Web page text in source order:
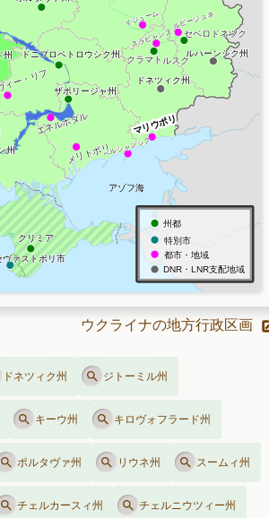
ウクライナの地方行政区画
ドネツィク州 ジトーミル州
キーウ州 キロヴォフラード州
ポルタヴァ州 リウネ州 スームィ州
チェルカースィ州 チェルニウツィー州